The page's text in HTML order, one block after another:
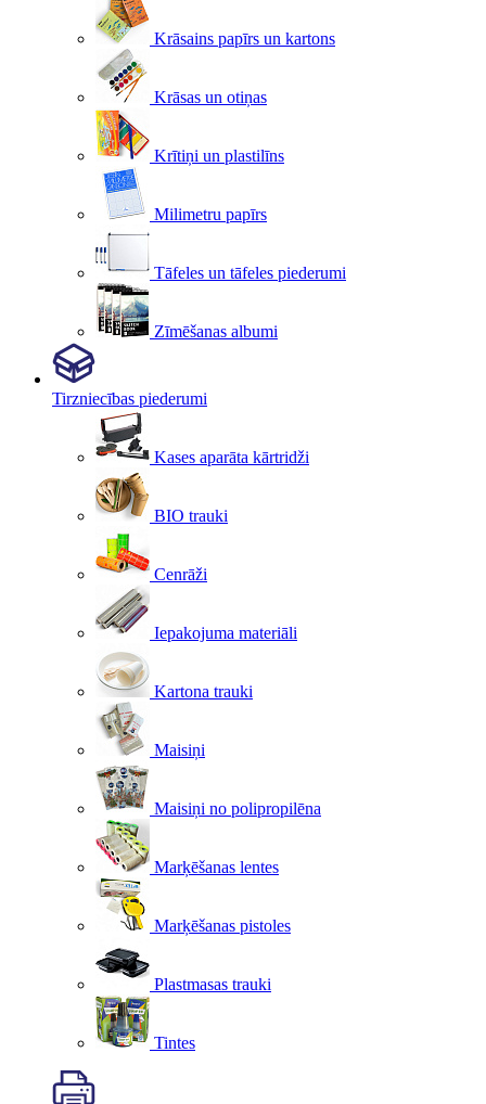
Krāsains papīrs un kartons
Krāsas un otiņas
Krītiņi un plastilīns
Milimetru papīrs
Tāfeles un tāfeles piederumi
Zīmēšanas albumi
Tirzniecības piederumi
Kases aparāta kārtridži
BIO trauki
Cenrāži
Iepakojuma materiāli
Kartona trauki
Maisiņi
Maisiņi no polipropilēna
Marķēšanas lentes
Marķēšanas pistoles
Plastmasas trauki
Tintes